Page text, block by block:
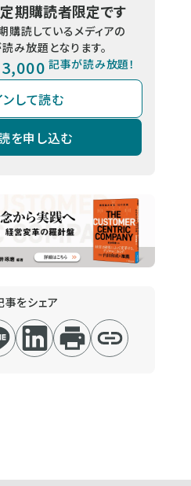
定期購読者限定です
購読しているメディアの
み放題となります。
3,000 記事が読み放題！
ンして読む
を申し込む
事をシェア